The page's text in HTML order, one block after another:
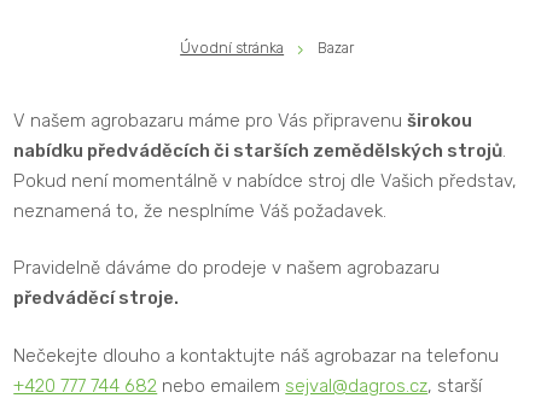
Úvodní stránka Bazar
V našem agrobazaru máme pro Vás připravenuširokou
nabídku předváděcích či starších zemědělských strojů.
Pokud není momentálně v nabídce stroj dle Vašich představ,
neznamená to, že nesplníme Váš požadavek.
Pravidelně dáváme do prodeje v našem agrobazaru
předváděcí stroje.
Nečekejte dlouho a kontaktujte náš agrobazar na telefonu
+420 777 744 682 nebo emailem sejval@dagros.cz, starší